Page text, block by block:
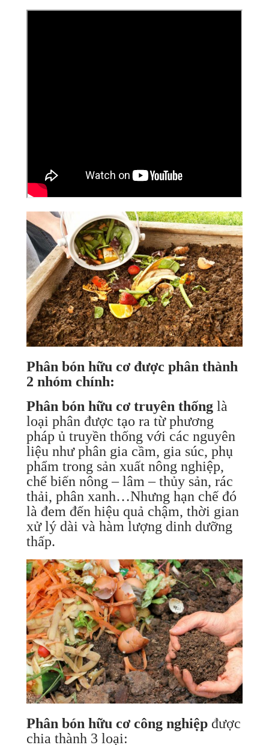
Phân bón hữu cơ được phân thành
2 nhóm chính:
Phân bón hữu cơ truyên thống là
loại phân được tạo ra từ phương
pháp ủ truyền thống với các nguyên
liệu như phân gia cầm, gia súc, phụ
phẩm trong sản xuất nông nghiệp,
chế biến nông – lâm – thủy sản, rác
thải, phân xanh…Nhưng hạn chế đó
là đem đến hiệu quả chậm, thời gian
xử lý dài và hàm lượng dinh dưỡng
thấp.
Phân bón hữu cơ công nghiệp được
chia thành 3 loại: